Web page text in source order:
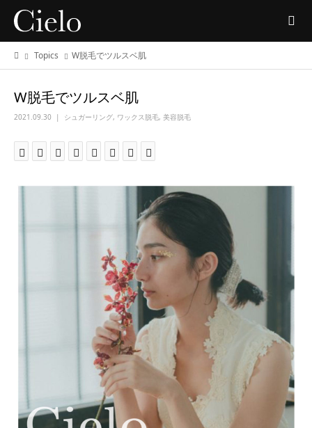
Topics W脱毛でツルスベ肌
W脱毛でツルスベ肌
2021.09.30 シュガーリング, ワックス脱毛, 美容脱毛